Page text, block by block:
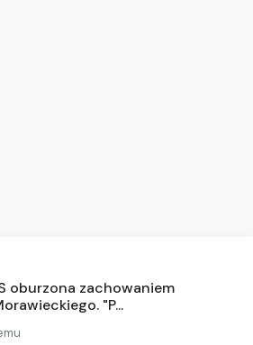
oburzona zachowaniem
"P...